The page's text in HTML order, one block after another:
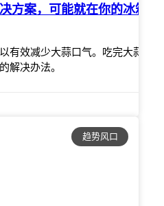
方案，可能就在你的冰箱
有效减少大蒜口气。吃完大蒜
解决办法。
趋势风口